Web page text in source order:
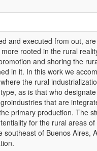
and executed from out,
rooted in the rural
and shoring the
in it. In this work we
the rural
as is that who
that are
primary production. The
for the rural areas
of Buenos Aires,